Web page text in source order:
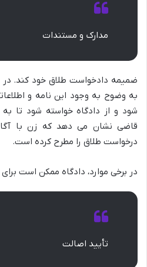
مدارک و مستندات
ضمیمه دادخواست طلاق خود کند. در
به وضوح به وجود این نامه و
شود و از دادگاه خواسته شود تا
قاضی نشان می دهد که زن با
درخواست طلاق را مطرح کرده است.
در برخی موارد، دادگاه ممکن است برای
تأیید اصالت